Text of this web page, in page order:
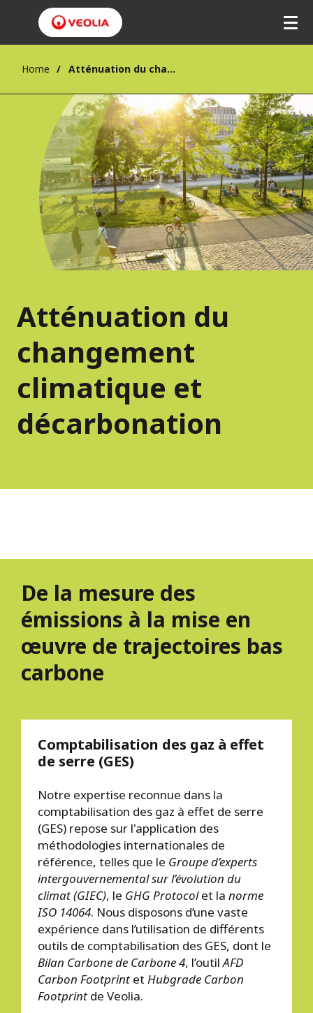
Home Atténuation du changement climatique et décarbonation
Atténuation du
changement
climatique et
décarbonation
De la mesure des
émissions à la mise en
œuvre de trajectoires bas
carbone
Comptabilisation des gaz à effet
de serre (GES)
Notre expertise reconnue dans la
comptabilisation des gaz à effet de serre
(GES) repose sur l'application des
méthodologies internationales de
référence, telles que le Groupe d’experts
intergouvernemental sur l’évolution du
climat (GIEC), le GHG Protocolet la norme
ISO 14064. Nous disposons d’une vaste
expérience dans l’utilisation de différents
outils de comptabilisation des GES, dont le
Bilan Carbone de Carbone 4, l’outilAFD
Carbon Footprint et Hubgrade Carbon
Footprint de Veolia.